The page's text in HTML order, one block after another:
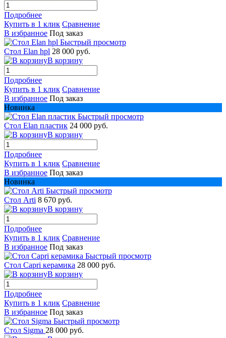
Подробнее
Купить в 1 клик Сравнение
В избранное Под заказ
Быстрый просмотр
Стол Elan hpl 28 000 руб.
В корзину
Подробнее
Купить в 1 клик Сравнение
В избранное Под заказ
Новинка
Быстрый просмотр
Стол Elan пластик 24 000 руб.
В корзину
Подробнее
Купить в 1 клик Сравнение
В избранное Под заказ
Новинка
Быстрый просмотр
Стол Arti 8 670 руб.
В корзину
Подробнее
Купить в 1 клик Сравнение
В избранное Под заказ
Быстрый просмотр
Стол Capri керамика 28 000 руб.
В корзину
Подробнее
Купить в 1 клик Сравнение
В избранное Под заказ
Быстрый просмотр
Стол Sigma 28 000 руб.